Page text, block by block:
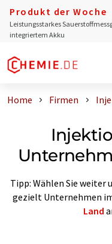
Produkt der Woche
Leistungsstarkes
integriertem Akku
Home Firmen
Tipp: Wählen Sie weiter
gezielt Unternehmen
Land